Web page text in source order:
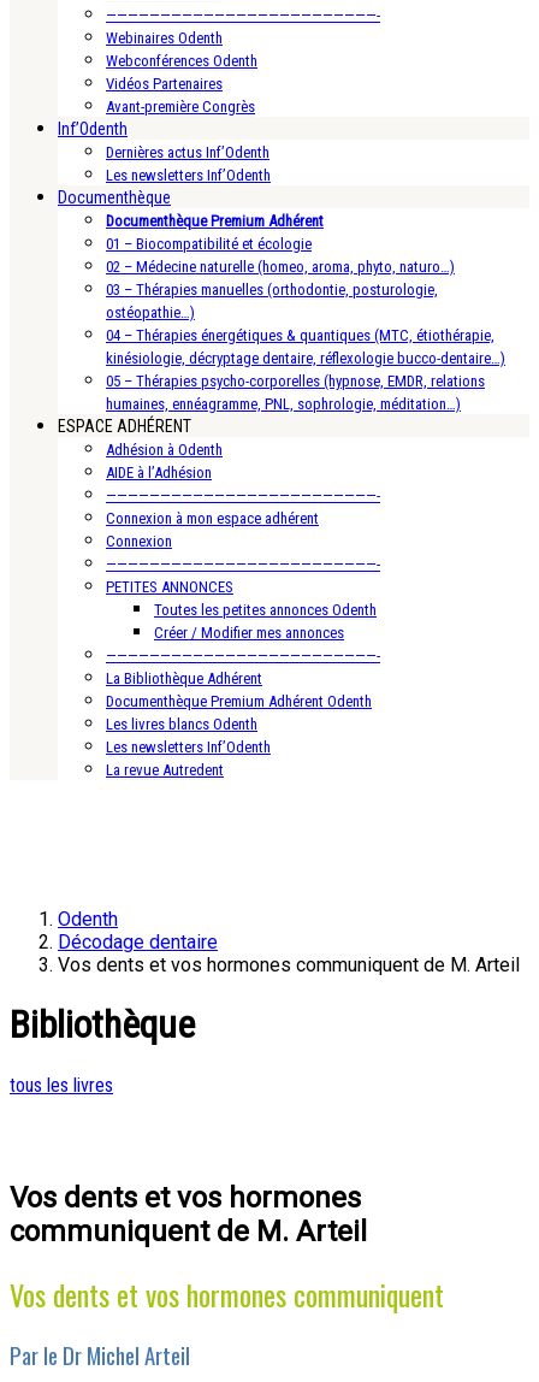
—————————————————————————-
Webinaires Odenth
Webconférences Odenth
Vidéos Partenaires
Avant-première Congrès
Inf’Odenth
Dernières actus Inf’Odenth
Les newsletters Inf’Odenth
Documenthèque
Documenthèque Premium Adhérent
01 – Biocompatibilité et écologie
02 – Médecine naturelle (homeo, aroma, phyto, naturo…)
03 – Thérapies manuelles (orthodontie, posturologie,
ostéopathie…)
04 – Thérapies énergétiques & quantiques (MTC, étiothérapie,
kinésiologie, décryptage dentaire, réflexologie bucco-dentaire…)
05 – Thérapies psycho-corporelles (hypnose, EMDR, relations
humaines, ennéagramme, PNL, sophrologie, méditation…)
ESPACE ADHÉRENT
Adhésion à Odenth
AIDE à l’Adhésion
—————————————————————————-
Connexion à mon espace adhérent
Connexion
—————————————————————————-
PETITES ANNONCES
Toutes les petites annonces Odenth
Créer / Modifier mes annonces
—————————————————————————-
La Bibliothèque Adhérent
Documenthèque Premium Adhérent Odenth
Les livres blancs Odenth
Les newsletters Inf’Odenth
La revue Autredent
Odenth
Décodage dentaire
Vos dents et vos hormones communiquent de M. Arteil
Bibliothèque
tous les livres
Vos dents et vos hormones
communiquent de M. Arteil
Vos dents et vos hormones communiquent
Par le Dr Michel Arteil